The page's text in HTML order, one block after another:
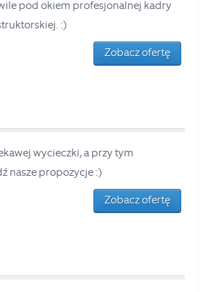
pod okiem profesjonalnej kadry
:)
Zobacz ofertę
wycieczki, a przy tym
nasze propozycje :)
Zobacz ofertę